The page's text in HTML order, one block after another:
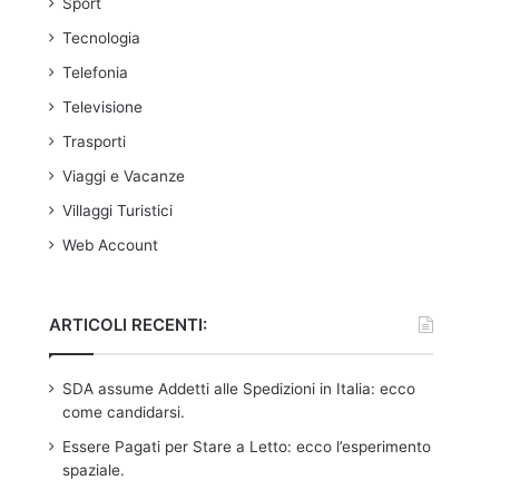
Tecnologia
Telefonia
Televisione
Trasporti
Viaggi e Vacanze
Villaggi Turistici
Web Account
ARTICOLI RECENTI:
SDA assume Addetti alle Spedizioni in Italia: ecco
come candidarsi.
Essere Pagati per Stare a Letto: ecco l’esperimento
spaziale.